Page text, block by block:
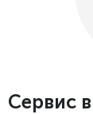
Сервис